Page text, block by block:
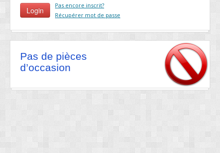
Pas encore inscrit?
Récupérer mot de passe
Pas de pièces
d’occasion